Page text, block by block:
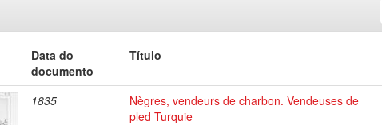
Data do
documento
Título
1835
Nègres, vendeurs de charbon. Vendeuses de
pled Turquie